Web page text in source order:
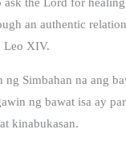
an authentic
Leo XIV.
Simbahan na ang
ng bawat isa ay
kinabukasan.